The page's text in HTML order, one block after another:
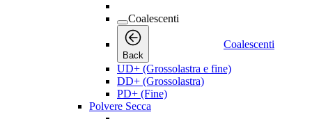
Coalescenti
Back
Coalescenti
UD+ (Grossolastra e fine)
DD+ (Grossolastra)
PD+ (Fine)
Polvere Secca